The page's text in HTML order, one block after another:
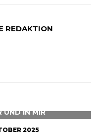
REDAKTION
UND IN MIR
2025